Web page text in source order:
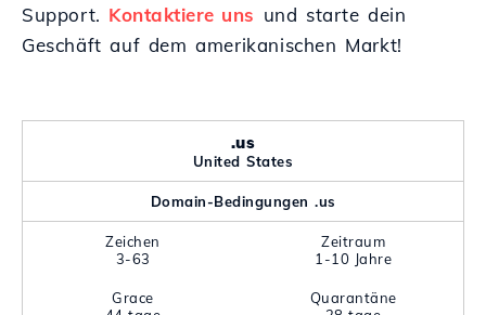
Support. Kontaktiere uns und starte dein
Geschäft auf dem amerikanischen Markt!
.us
United States
Domain-Bedingungen .us
Zeichen
3-63
Zeitraum
1-10 Jahre
Grace
Quarantäne